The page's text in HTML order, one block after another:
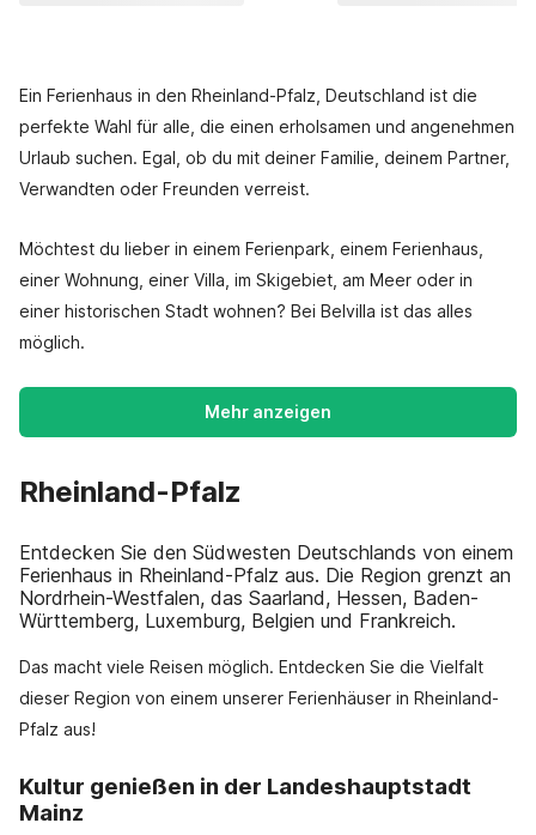
Ein Ferienhaus in den Rheinland-Pfalz, Deutschland ist die
perfekte Wahl für alle, die einen erholsamen und angenehmen
Urlaub suchen. Egal, ob du mit deiner Familie, deinem Partner,
Verwandten oder Freunden verreist.
Möchtest du lieber in einem Ferienpark, einem Ferienhaus,
einer Wohnung, einer Villa, im Skigebiet, am Meer oder in
einer historischen Stadt wohnen? Bei Belvilla ist das alles
möglich.
Mehr anzeigen
Rheinland-Pfalz
Entdecken Sie den Südwesten Deutschlands von einem
Ferienhaus in Rheinland-Pfalz aus. Die Region grenzt an
Nordrhein-Westfalen, das Saarland, Hessen, Baden-
Württemberg, Luxemburg, Belgien und Frankreich.
Das macht viele Reisen möglich. Entdecken Sie die Vielfalt
dieser Region von einem unserer Ferienhäuser in Rheinland-
Pfalz aus!
Kultur genießen in der Landeshauptstadt
Mainz